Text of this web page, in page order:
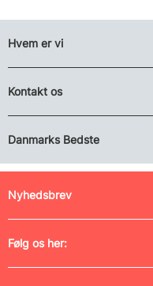
Hvem er vi
Kontakt os
Danmarks Bedste
Nyhedsbrev
Følg os her: